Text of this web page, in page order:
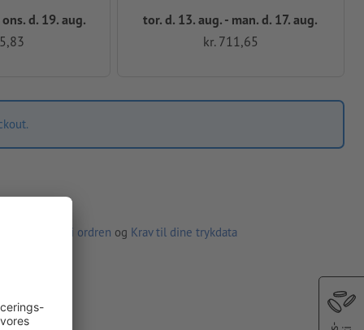
d. 19. aug.
tor. d. 13. aug. - man. d. 17. aug.
kr. 711,65
i ordren og Krav til dine trykdata